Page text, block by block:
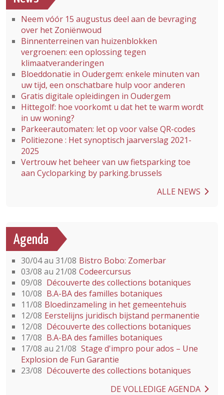
Neem vóór 15 augustus deel aan de bevraging
over het Zoniënwoud
Binnenterreinen van huizenblokken
vergroenen: een oplossing tegen
klimaatveranderingen
Bloeddonatie in Oudergem: enkele minuten van
uw tijd, een onschatbare hulp voor anderen
Gratis digitale opleidingen in Oudergem
Hittegolf: hoe voorkomt u dat het te warm wordt
in uw woning?
Parkeerautomaten: let op voor valse QR-codes
Politiezone : Het synoptisch jaarverslag 2021-
2025
Vertrouw het beheer van uw fietsparking toe
aan Cycloparking by parking.brussels
ALLE NEWS
Agenda
30/04 au 31/08 Bistro Bobo: Zomerbar
03/08 au 21/08 Codeercursus
09/08 Découverte des collections botaniques
10/08 B.A-BA des familles botaniques
11/08 Bloedinzameling in het gemeentehuis
12/08 Eerstelijns juridisch bijstand permanentie
12/08 Découverte des collections botaniques
17/08 B.A-BA des familles botaniques
17/08 au 21/08 Stage d'impro pour ados – Une
Explosion de Fun Garantie
23/08 Découverte des collections botaniques
DE VOLLEDIGE AGENDA